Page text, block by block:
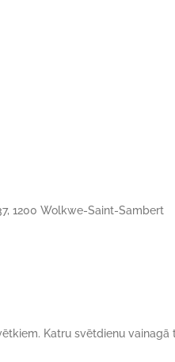
1200 Wolkwe-Saint-Sambert
Katru svētdienu vainagā